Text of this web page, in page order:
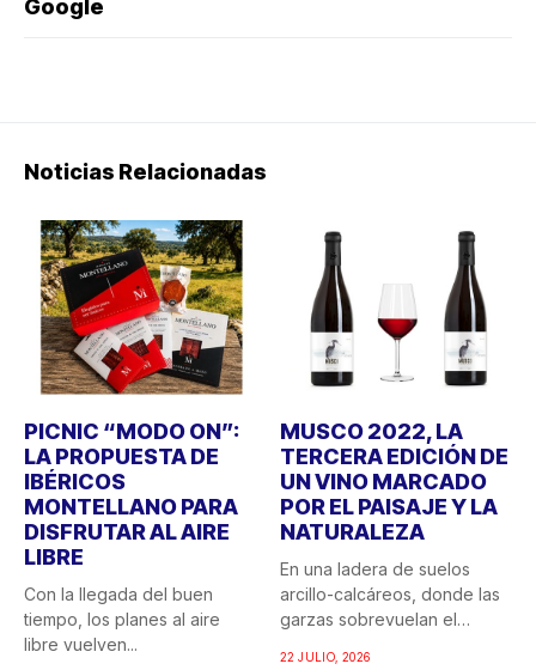
Google
Noticias Relacionadas
PICNIC “MODO ON”:
LA PROPUESTA DE
IBÉRICOS
MONTELLANO PARA
DISFRUTAR AL AIRE
LIBRE
Con la llegada del buen
tiempo, los planes al aire
libre vuelven...
MUSCO 2022, LA
TERCERA EDICIÓN DE
UN VINO MARCADO
POR EL PAISAJE Y LA
NATURALEZA
En una ladera de suelos
arcillo-calcáreos, donde las
garzas sobrevuelan el
22 JULIO, 2026